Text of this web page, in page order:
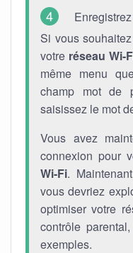
Si vous
votre réseau Wi-
même menu
champ mot de
saisissez le mot
Vous avez
connexion pour
Wi-Fi.
vous devriez
optimiser votre
contrôle
exemples.